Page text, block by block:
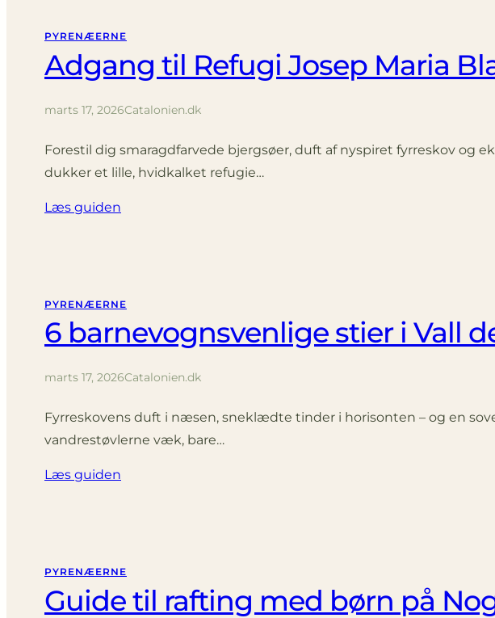
PYRENÆERNE
Adgang til Refugi Josep Maria
marts 17, 2026Catalonien.dk
Forestil dig smaragdfarvede bjergsøer, duft af nyspiret fyrreskov og
dukker et lille, hvidkalket refugie…
Læs guiden
PYRENÆERNE
6 barnevognsvenlige stier i Vall
marts 17, 2026Catalonien.dk
Fyrreskovens duft i næsen, sneklædte tinder i horisonten – og en
vandrestøvlerne væk, bare…
Læs guiden
PYRENÆERNE
Guide til rafting med børn på